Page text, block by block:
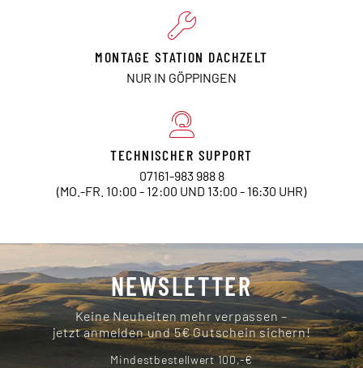
MONTAGE STATION DACHZELT
NUR IN GÖPPINGEN
TECHNISCHER SUPPORT
07161-983 988 8
(MO.-FR. 10:00 - 12:00 UND 13:00 - 16:30 UHR)
NEWSLETTER
Keine Neuheiten mehr verpassen –
jetzt anmelden und 5€ Gutschein sichern!
Mindestbestellwert 100,-€